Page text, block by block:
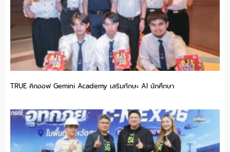
TRUE คิกออฟ Gemini Academy เสริมทักษะ AI นักศึกษา